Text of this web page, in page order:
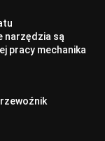
narzędzia są
pracy mechanika